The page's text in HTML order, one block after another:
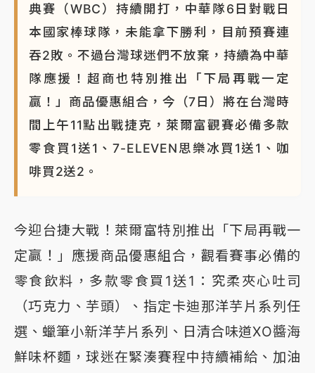
典賽（WBC）持續開打，中華隊6日對戰日
本國家棒球隊，未能拿下勝利，目前預賽連
吞2敗。不過台灣球迷們不放棄，持續為中華
隊應援！超商也特別推出「下局再戰一定
贏！」商品優惠組合，今（7日）將在台灣時
間上午11點出戰捷克，萊爾富觀賽必備多款
零食買1送1、7-ELEVEN思樂冰買1送1、咖
啡買2送2。
今迎台捷大戰！萊爾富特別推出「下局再戰一
定贏！」應援商品優惠組合，觀看賽事必備的
零食飲料，多款零食買1送1：究柔夾心吐司
（巧克力、芋頭）、指定卡迪那洋芋片系列任
選、蠟筆小新洋芋片系列、日清合味道XO醬海
鮮味杯麵，球迷在緊湊賽程中持續補給、加油